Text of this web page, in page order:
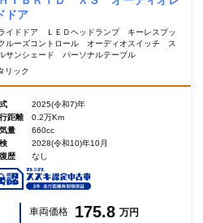
ドア
イドドア ＬＥＤヘッドランプ キーレスプッ
ルーズコントロール オーディオスイッチ ス
サンシェード パーソナルテーブル
リック
2025(令和7)年
距離
0.2万Km
量
660cc
2028(令和10)年10月
歴
なし
車両価格 175.8 万円